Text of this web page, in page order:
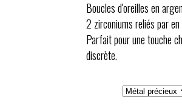
Boucles d'oreilles en
2 zirconiums reliés par en
Parfait pour une touche
discrète.